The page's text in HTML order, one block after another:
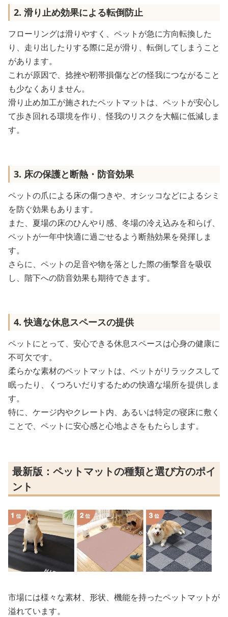
2. 滑り止め効果による転倒防止
フローリングは滑りやすく、ペットが急に方向転換した
り、走り出したりする際に足が滑り、転倒してしまうこと
があります。
これが原因で、捻挫や靭帯損傷などの怪我につながること
も少なくありません。
滑り止め加工が施されたペットマットは、ペットが安心し
て歩き回れる環境を作り、怪我のリスクを大幅に低減しま
す。
3. 床の保護と断熱・防音効果
ペットの爪による床の傷つきや、オシッコなどによるシミ
を防ぐ効果もあります。
また、夏場の床のひんやり感、冬場の冷え込みを和らげ、
ペットが一年中快適に過ごせるよう断熱効果を発揮しま
す。
さらに、ペットの足音や物を落とした際の衝撃音を吸収
し、階下への防音効果も期待できます。
4. 快適な休息スペースの提供
ペットにとって、安心できる休息スペースは心身の健康に
不可欠です。
柔らかな素材のペットマットは、ペットがリラックスして
眠ったり、くつろいだりするための快適な場所を提供しま
す。
特に、ケージ内やクレート内、あるいは特定の寝床に敷く
ことで、ペットに安心感と心地よさをもたらします。
最新版：ペットマットの種類と選び方のポイ
ント
市場には様々な素材、形状、機能を持ったペットマットが
溢れています。